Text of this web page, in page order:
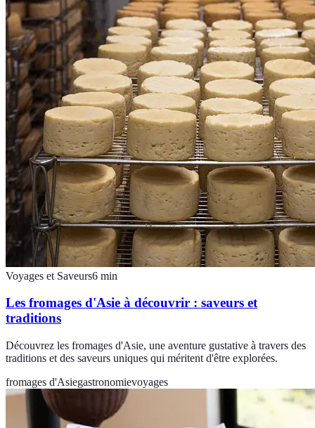
Voyages et Saveurs6 min
Les fromages d'Asie à découvrir : saveurs et
traditions
Découvrez les fromages d'Asie, une aventure gustative à travers des
traditions et des saveurs uniques qui méritent d'être explorées.
fromages d'Asiegastronomievoyages